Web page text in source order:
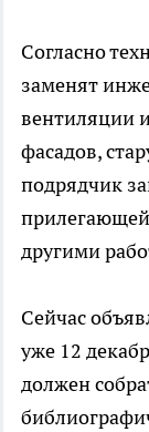
Согласно
заменят
вентиляции
фасадов,
подрядчик
другими
Сейчас
уже 12
должен